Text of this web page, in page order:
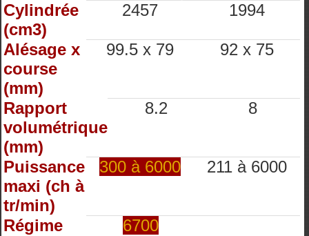
Cylindrée
(cm3)
2457 1994
Alésage x
course
(mm)
99.5 x 79 92 x 75
Rapport
volumétrique
(mm)
8.2 8
Puissance
maxi (ch à
tr/min)
300 à 6000 211 à 6000
Régime
6700